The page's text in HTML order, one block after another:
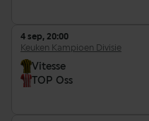
4 sep, 20:00
Keuken Kampioen Divisie
Vitesse
TOP Oss